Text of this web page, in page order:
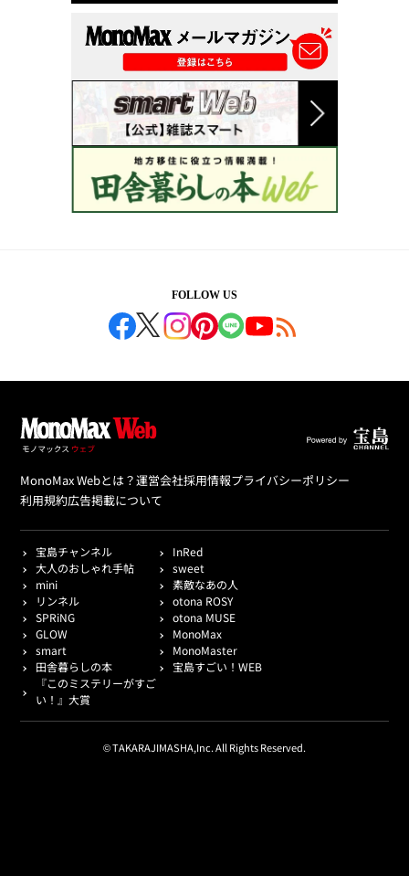
FOLLOW US
MonoMax Webとは？運営会社採用情報プライバシーポリシー
利用規約広告掲載について
宝島チャンネル
InRed
大人のおしゃれ手帖
sweet
mini
素敵なあの人
リンネル
otona ROSY
SPRiNG
otona MUSE
GLOW
MonoMax
smart
MonoMaster
田舎暮らしの本
宝島すごい！WEB
『このミステリーがすご
い！』大賞
© TAKARAJIMASHA,Inc. All Rights Reserved.